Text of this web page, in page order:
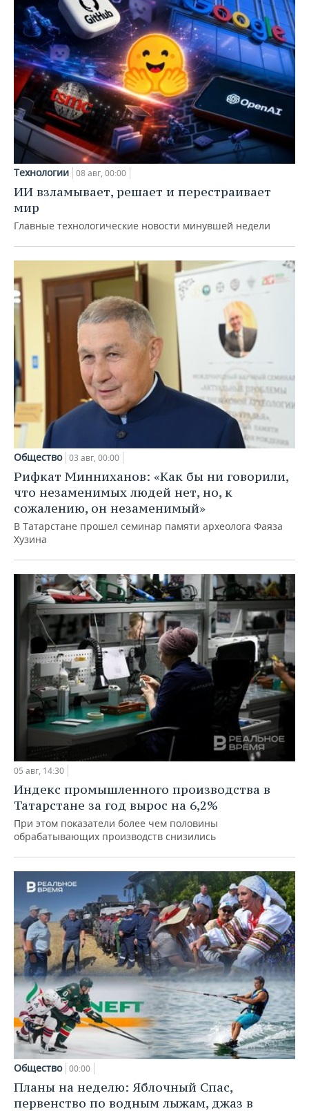
Технологии 08 авг, 00:00
ИИ взламывает, решает и перестраивает
мир
Главные технологические новости минувшей недели
Общество 03 авг, 00:00
Рифкат Минниханов: «Как бы ни говорили,
что незаменимых людей нет, но, к
сожалению, он незаменимый»
В Татарстане прошел семинар памяти археолога Фаяза
Хузина
05 авг, 14:30
Индекс промышленного производства в
Татарстане за год вырос на 6,2%
При этом показатели более чем половины
обрабатывающих производств снизились
Общество 00:00
Планы на неделю: Яблочный Спас,
первенство по водным лыжам, джаз в